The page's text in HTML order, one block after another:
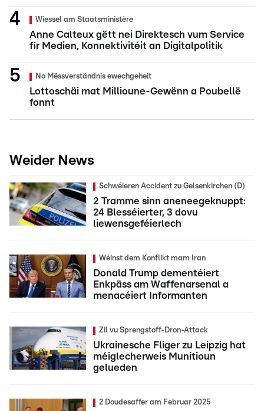
Wiessel am Staatsministère
Anne Calteux gëtt nei Direktesch vum Service
fir Medien, Konnektivitéit an Digitalpolitik
No Mëssverständnis ewechgeheit
Lottoschäi mat Millioune-Gewënn a Poubellë
fonnt
Weider News
Schwéieren Accident zu Gelsenkirchen (D)
2 Tramme sinn aneneegeknuppt:
24 Blesséierter, 3 dovu
liewensgeféierlech
Wéinst dem Konflikt mam Iran
Donald Trump dementéiert
Enkpäss am Waffenarsenal a
menacéiert Informanten
Zil vu Sprengstoff-Dron-Attack
Ukrainesche Fliger zu Leipzig hat
méiglecherweis Munitioun
gelueden
2 Doudesaffer am Februar 2025